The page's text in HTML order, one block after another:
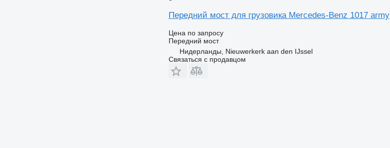
Передний мост для грузовика Mercedes-Benz 1017 army
Цена по запросу
Передний мост
Нидерланды, Nieuwerkerk aan den IJssel
Связаться с продавцом